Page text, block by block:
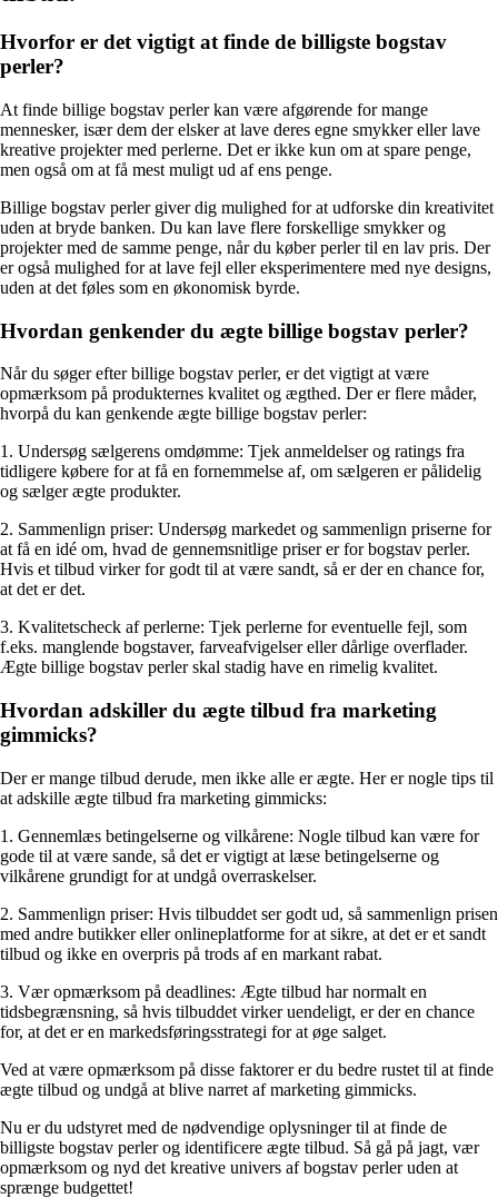
Hvorfor er det vigtigt at finde de billigste bogstav
perler?
At finde billige bogstav perler kan være afgørende for mange
mennesker, især dem der elsker at lave deres egne smykker eller lave
kreative projekter med perlerne. Det er ikke kun om at spare penge,
men også om at få mest muligt ud af ens penge.
Billige bogstav perler giver dig mulighed for at udforske din kreativitet
uden at bryde banken. Du kan lave flere forskellige smykker og
projekter med de samme penge, når du køber perler til en lav pris. Der
er også mulighed for at lave fejl eller eksperimentere med nye designs,
uden at det føles som en økonomisk byrde.
Hvordan genkender du ægte billige bogstav perler?
Når du søger efter billige bogstav perler, er det vigtigt at være
opmærksom på produkternes kvalitet og ægthed. Der er flere måder,
hvorpå du kan genkende ægte billige bogstav perler:
1. Undersøg sælgerens omdømme: Tjek anmeldelser og ratings fra
tidligere købere for at få en fornemmelse af, om sælgeren er pålidelig
og sælger ægte produkter.
2. Sammenlign priser: Undersøg markedet og sammenlign priserne for
at få en idé om, hvad de gennemsnitlige priser er for bogstav perler.
Hvis et tilbud virker for godt til at være sandt, så er der en chance for,
at det er det.
3. Kvalitetscheck af perlerne: Tjek perlerne for eventuelle fejl, som
f.eks. manglende bogstaver, farveafvigelser eller dårlige overflader.
Ægte billige bogstav perler skal stadig have en rimelig kvalitet.
Hvordan adskiller du ægte tilbud fra marketing
gimmicks?
Der er mange tilbud derude, men ikke alle er ægte. Her er nogle tips til
at adskille ægte tilbud fra marketing gimmicks:
1. Gennemlæs betingelserne og vilkårene: Nogle tilbud kan være for
gode til at være sande, så det er vigtigt at læse betingelserne og
vilkårene grundigt for at undgå overraskelser.
2. Sammenlign priser: Hvis tilbuddet ser godt ud, så sammenlign prisen
med andre butikker eller onlineplatforme for at sikre, at det er et sandt
tilbud og ikke en overpris på trods af en markant rabat.
3. Vær opmærksom på deadlines: Ægte tilbud har normalt en
tidsbegrænsning, så hvis tilbuddet virker uendeligt, er der en chance
for, at det er en markedsføringsstrategi for at øge salget.
Ved at være opmærksom på disse faktorer er du bedre rustet til at finde
ægte tilbud og undgå at blive narret af marketing gimmicks.
Nu er du udstyret med de nødvendige oplysninger til at finde de
billigste bogstav perler og identificere ægte tilbud. Så gå på jagt, vær
opmærksom og nyd det kreative univers af bogstav perler uden at
sprænge budgettet!